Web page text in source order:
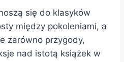
się do klasyków
między pokoleniami, a
zarówno przygody,
nad istotą książek w